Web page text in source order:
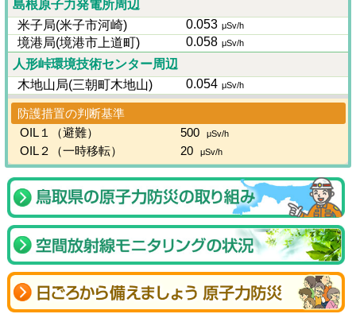
島根原子力発電所周辺
米子局(米子市河崎)
0.053 μSv/h
境港局(境港市上道町) 0.058 μSv/h
人形峠環境技術センター周辺
木地山局(三朝町木地山)
0.054 μSv/h
防護措置の判断基準
OIL１（避難）
500 μSv/h
OIL２（一時移転） 20 μSv/h